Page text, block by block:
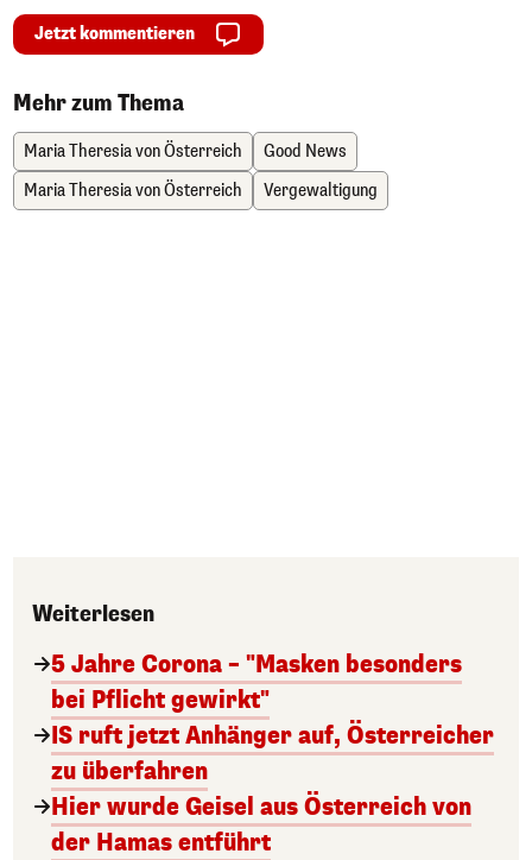
Jetzt kommentieren
Mehr zum Thema
Maria Theresia von Österreich
Good News
Maria Theresia von Österreich
Vergewaltigung
Weiterlesen
5 Jahre Corona – "Masken besonders
bei Pflicht gewirkt"
IS ruft jetzt Anhänger auf, Österreicher
zu überfahren
Hier wurde Geisel aus Österreich von
der Hamas entführt